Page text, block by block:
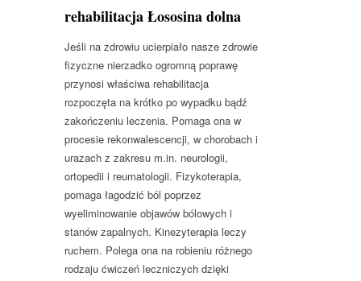
rehabilitacja Łososina dolna
Jeśli na zdrowiu ucierpiało nasze zdrowie
fizyczne nierzadko ogromną poprawę
przynosi właściwa rehabilitacja
rozpoczęta na krótko po wypadku bądź
zakończeniu leczenia. Pomaga ona w
procesie rekonwalescencji, w chorobach i
urazach z zakresu m.in. neurologii,
ortopedii i reumatologii. Fizykoterapia,
pomaga łagodzić ból poprzez
wyeliminowanie objawów bólowych i
stanów zapalnych. Kinezyterapia leczy
ruchem. Polega ona na robieniu różnego
rodzaju ćwiczeń leczniczych dzięki